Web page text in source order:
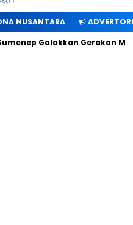
NUSANTARA
Galakkan Gerakan